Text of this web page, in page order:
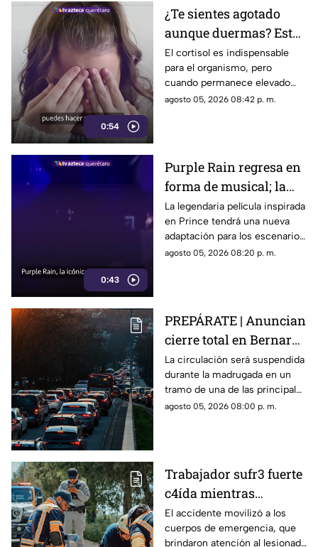
0:54
¿Te sientes agotado
aunque duermas? Estos
hábitos pueden ayudar
a regular el cortisol
El cortisol es indispensable
para el organismo, pero
cuando permanece elevado
por largos periodos puede
agosto 05, 2026 08:42 p. m.
0:43
Purple Rain regresa en
forma de musical; la
historia de Prince
llegará renovada
La legendaria película inspirada
en Prince tendrá una nueva
adaptación para los escenarios
con un enfoque distinto al de
agosto 05, 2026 08:20 p. m.
PREPÁRATE | Anuncian
cierre total en Bernardo
Quintana; este será el
horario
La circulación será suspendida
durante la madrugada en un
tramo de una de las principales
vialidades de Querétaro.
agosto 05, 2026 08:00 p. m.
Trabajador sufr3 fuerte
c4ída mientras
trabajaba en Guadalupe
La Venta
El accidente movilizó a los
cuerpos de emergencia, que
brindaron atención al lesionado